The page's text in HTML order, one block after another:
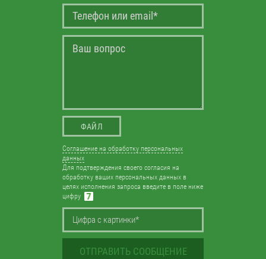
ФАЙЛ
Соглашение на обработку персональных
данных
Для подтверждения своего согласия на
обработку ваших персональных данных в
целях исполнения запроса введите в поле ниже
цифру